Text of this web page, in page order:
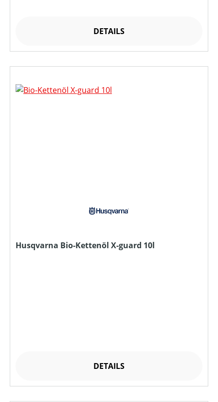
DETAILS
Husqvarna Bio-Kettenöl X-guard 10l
DETAILS